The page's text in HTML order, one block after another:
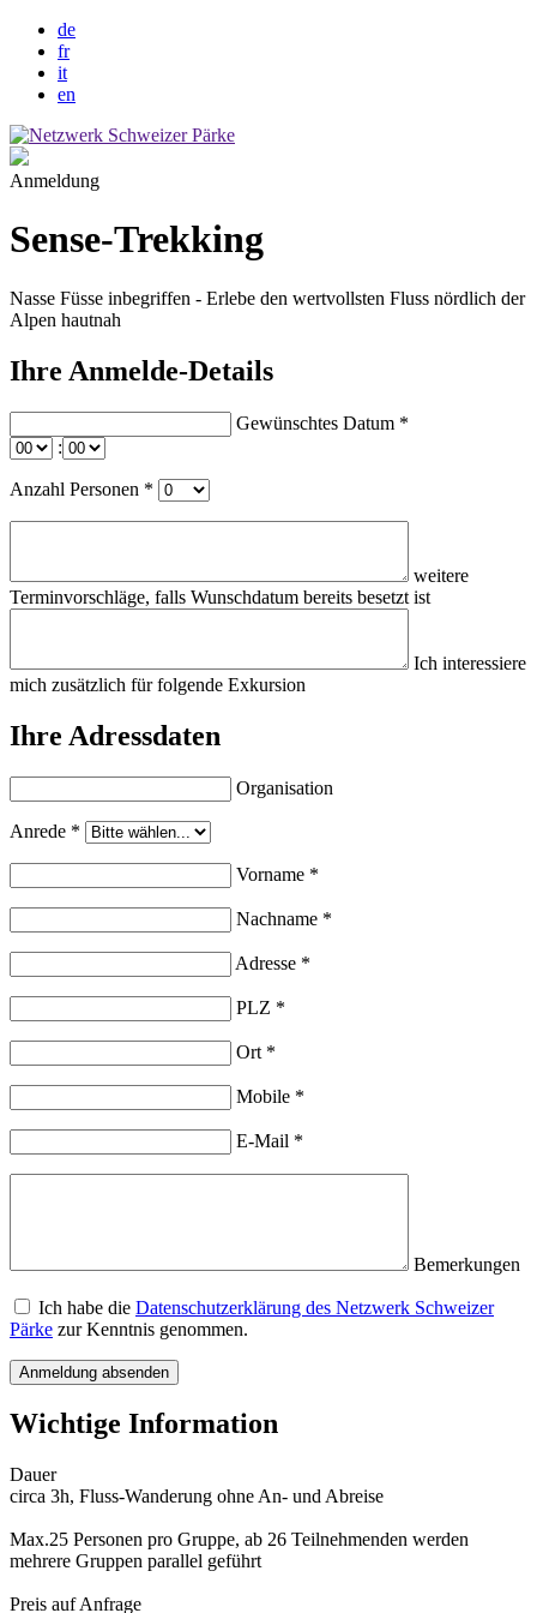
de
fr
it
en
Anmeldung
Sense-Trekking
Nasse Füsse inbegriffen - Erlebe den wertvollsten Fluss nördlich der
Alpen hautnah
Ihre Anmelde-Details
Gewünschtes Datum *
:
Anzahl Personen *
weitere
Terminvorschläge, falls Wunschdatum bereits besetzt ist
Ich interessiere
mich zusätzlich für folgende Exkursion
Ihre Adressdaten
Organisation
Anrede *
Vorname *
Nachname *
Adresse *
PLZ *
Ort *
Mobile *
E-Mail *
Bemerkungen
Ich habe die Datenschutzerklärung des Netzwerk Schweizer
Pärke zur Kenntnis genommen.
Anmeldung absenden
Wichtige Information
Dauer
circa 3h, Fluss-Wanderung ohne An- und Abreise
Max.25 Personen pro Gruppe, ab 26 Teilnehmenden werden
mehrere Gruppen parallel geführt
Preis auf Anfrage